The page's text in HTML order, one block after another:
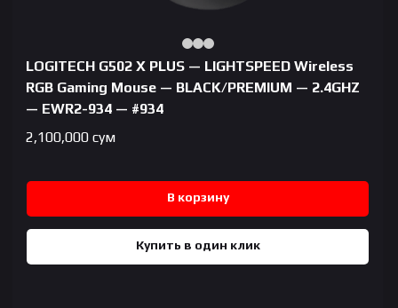
LOGITECH G502 X PLUS — LIGHTSPEED Wireless
RGB Gaming Mouse — BLACK/PREMIUM — 2.4GHZ
— EWR2-934 — #934
2,100,000 сум
В корзину
Купить в один клик